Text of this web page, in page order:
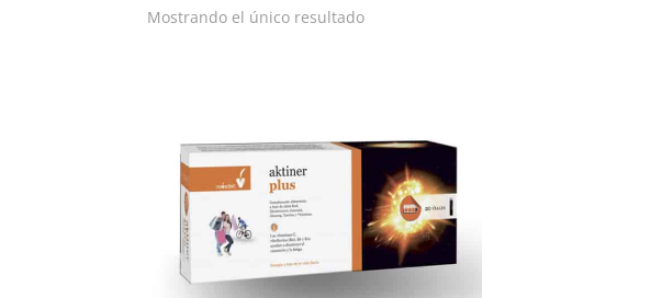
Mostrando el único resultado